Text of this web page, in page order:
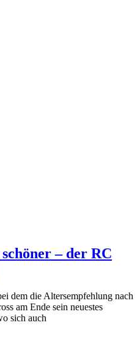
– der RC
dem die Altersempfehlung nach
am Ende sein neuestes
sich auch